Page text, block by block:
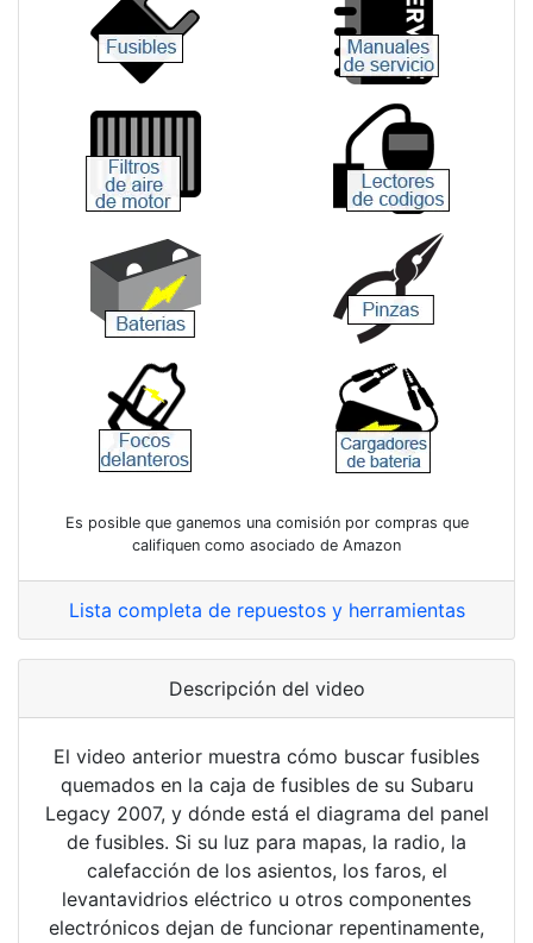
Es posible que ganemos una comisión por compras que
califiquen como asociado de Amazon
Lista completa de repuestos y herramientas
Descripción del video
El video anterior muestra cómo buscar fusibles
quemados en la caja de fusibles de su Subaru
Legacy 2007, y dónde está el diagrama del panel
de fusibles. Si su luz para mapas, la radio, la
calefacción de los asientos, los faros, el
levantavidrios eléctrico u otros componentes
electrónicos dejan de funcionar repentinamente,